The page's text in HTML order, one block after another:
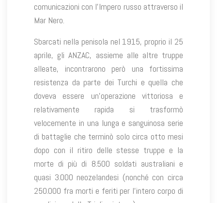
comunicazioni con l’Impero russo attraverso il
Mar Nero.
Sbarcati nella penisola nel 1915, proprio il 25
aprile, gli ANZAC, assieme alle altre truppe
alleate, incontrarono però una fortissima
resistenza da parte dei Turchi e quella che
doveva essere un’operazione vittoriosa e
relativamente rapida si trasformò
velocemente in una lunga e sanguinosa serie
di battaglie che terminò solo circa otto mesi
dopo con il ritiro delle stesse truppe e la
morte di più di 8.500 soldati australiani e
quasi 3.000 neozelandesi (nonché con circa
250.000 fra morti e feriti per l’intero corpo di